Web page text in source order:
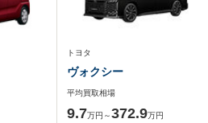
トヨタ
ヴォクシー
平均買取相場
9.7万円～372.9万円